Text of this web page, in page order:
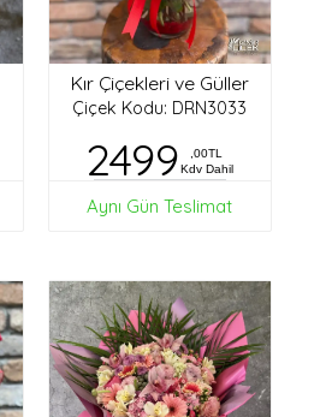
Kır Çiçekleri ve Güller
Çiçek Kodu: DRN3033
2499
,00TL
Kdv Dahil
Aynı Gün Teslimat